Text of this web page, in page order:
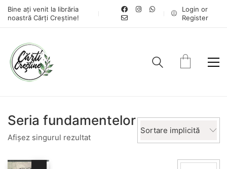
Bine ați venit la librăria
noastră Cărți Creștine!
Login or
Register
Seria fundamentelor
Afișez singurul rezultat
Sortare implicită